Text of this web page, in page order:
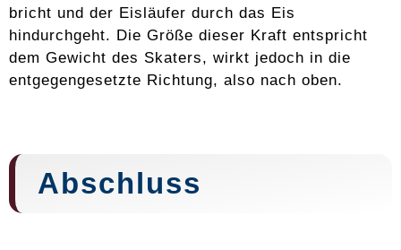
bricht und der Eisläufer durch das Eis
hindurchgeht. Die Größe dieser Kraft entspricht
dem Gewicht des Skaters, wirkt jedoch in die
entgegengesetzte Richtung, also nach oben.
Abschluss